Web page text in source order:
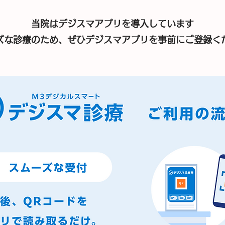
当院はデジスマアプリを導入しています
な診療のため、ぜひデジスマアプリを事前にご登録く